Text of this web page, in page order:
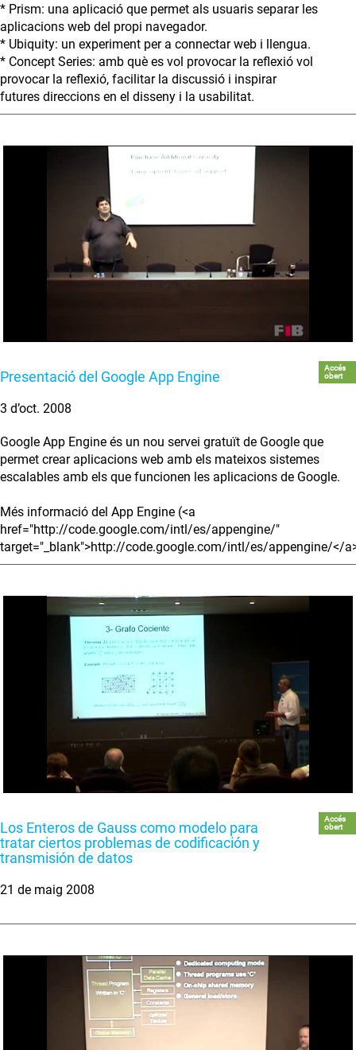
* Prism: una aplicació que permet als usuaris separar les
aplicacions web del propi navegador.
* Ubiquity: un experiment per a connectar web i llengua.
* Concept Series: amb què es vol provocar la reflexió vol
provocar la reflexió, facilitar la discussió i inspirar
futures direccions en el disseny i la usabilitat.
Presentació del Google App Engine
Accés
obert
3 d’oct. 2008
Google App Engine és un nou servei gratuït de Google que
permet crear aplicacions web amb els mateixos sistemes
escalables amb els que funcionen les aplicacions de Google.
Més informació del App Engine (<a
href="http://code.google.com/intl/es/appengine/"
target="_blank">http://code.google.com/intl/es/appengine/</
Los Enteros de Gauss como modelo para
tratar ciertos problemas de codificación y
transmisión de datos
Accés
obert
21 de maig 2008